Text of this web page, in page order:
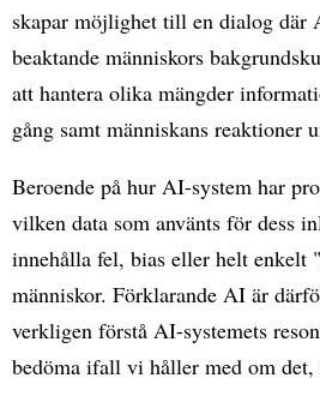
skapar möjlighet till en dialog där
beaktande människors
att hantera olika mängder
gång samt människans reaktioner
Beroende på hur AI-system har
vilken data som använts för dess
innehålla fel, bias eller helt enkelt
människor. Förklarande AI är
verkligen förstå AI-systemets
bedöma ifall vi håller med om det,